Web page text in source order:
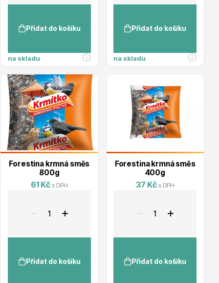
Ovocné stromy
Okrasné trávy
Okrasné keře
Přidat do košíku
na skladu
Přidat do košíku
na skladu
Forestina krmná směs
800g
61 Kč s DPH
Přidat do košíku
Forestina krmná směs
400g
37 Kč s DPH
Přidat do košíku